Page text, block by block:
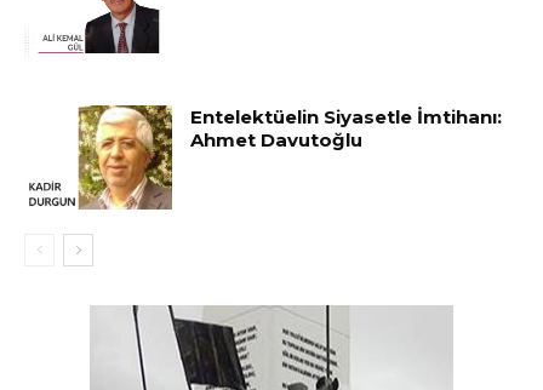
Entelektüelin Siyasetle İmtihanı:
Ahmet Davutoğlu